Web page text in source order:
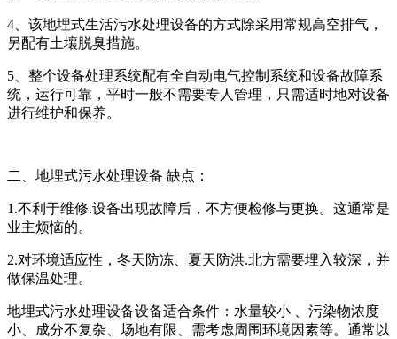
4、该地埋式生活污水处理设备的方式除采用常规高空排气，
另配有土壤脱臭措施。
5、整个设备处理系统配有全自动电气控制系统和设备故障系
统，运行可靠，平时一般不需要专人管理，只需适时地对设备
进行维护和保养。
二、地埋式污水处理设备 缺点：
1.不利于维修.设备出现故障后，不方便检修与更换。这通常是
业主烦恼的。
2.对环境适应性，冬天防冻、夏天防洪.北方需要埋入较深，并
做保温处理。
地埋式污水处理设备设备适合条件：水量较小 、污染物浓度
小、成分不复杂、场地有限、需考虑周围环境因素等。通常以